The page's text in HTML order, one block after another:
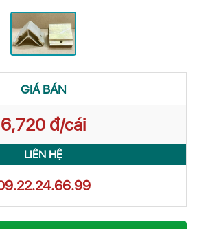
GIÁ BÁN
6,720 đ/cái
LIÊN HỆ